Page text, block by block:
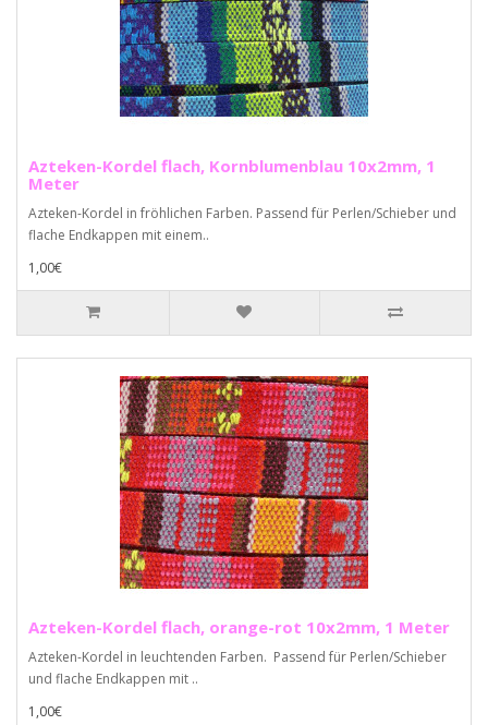
Azteken-Kordel flach, Kornblumenblau 10x2mm, 1
Meter
Azteken-Kordel in fröhlichen Farben. Passend für Perlen/Schieber und
flache Endkappen mit einem..
1,00€
Azteken-Kordel flach, orange-rot 10x2mm, 1 Meter
Azteken-Kordel in leuchtenden Farben. Passend für Perlen/Schieber
und flache Endkappen mit ..
1,00€